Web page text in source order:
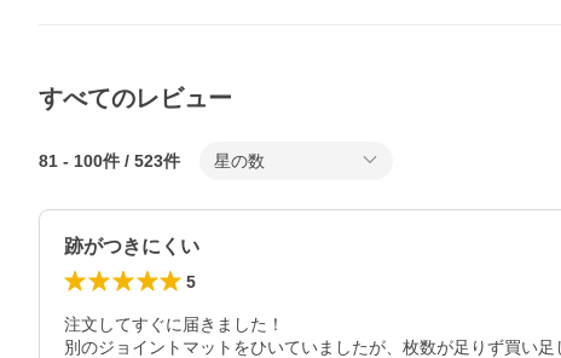
すべてのレビュー
81 - 100件 / 523件 星の数
跡がつきにくい
5
注文してすぐに届きました！
別のジョイントマットをひいていましたが、枚数が足りず買い